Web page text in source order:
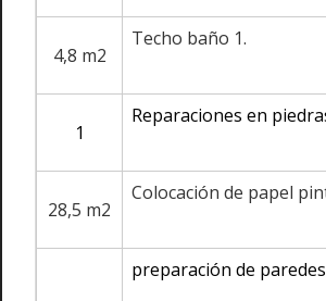
4,8 m2
Techo baño 1.
1
Reparaciones en
28,5 m2
Colocación de papel
preparación de